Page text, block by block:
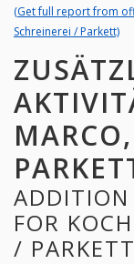
(Get full report from
Schreinerei / Parkett)
ADDITION
FOR
/ PARKETT